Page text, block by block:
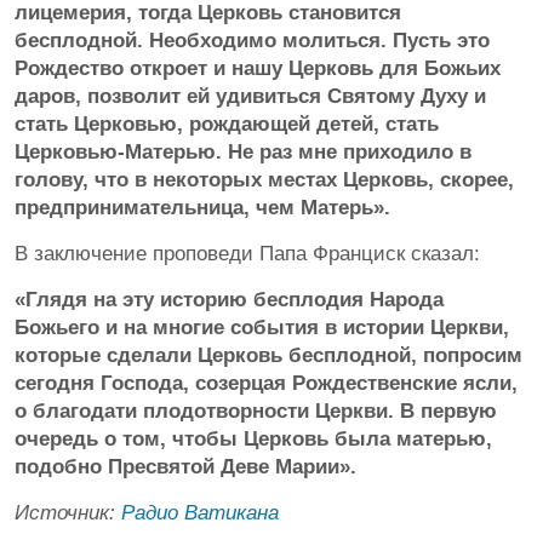
лицемерия, тогда Церковь становится
бесплодной. Необходимо молиться. Пусть это
Рождество откроет и нашу Церковь для Божьих
даров, позволит ей удивиться Святому Духу и
стать Церковью, рождающей детей, стать
Церковью-Матерью. Не раз мне приходило в
голову, что в некоторых местах Церковь, скорее,
предпринимательница, чем Матерь».
В заключение проповеди Папа Франциск сказал:
«Глядя на эту историю бесплодия Народа
Божьего и на многие события в истории Церкви,
которые сделали Церковь бесплодной, попросим
сегодня Господа, созерцая Рождественские ясли,
о благодати плодотворности Церкви. В первую
очередь о том, чтобы Церковь была матерью,
подобно Пресвятой Деве Марии».
Источник: Радио Ватикана